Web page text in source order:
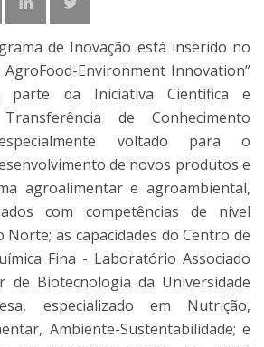
de Inovação está inserido no
Environment Innovation”
parte da Iniciativa Científica e
de Conhecimento
voltado para o
de novos produtos e
agroalimentar e agroambiental,
com competências de nível
as capacidades do Centro de
Fina - Laboratório Associado
de Biotecnologia da Universidade
especializado em Nutrição,
Ambiente-Sustentabilidade; e